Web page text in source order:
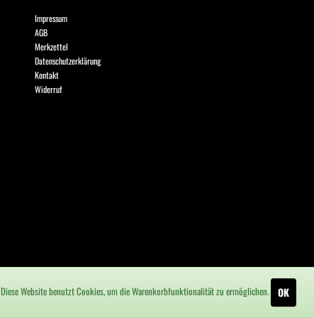
Impressum
AGB
Merkzettel
Datenschutzerklärung
Kontakt
Widerruf
Diese Website benutzt Cookies, um die Warenkorbfunktionalität zu ermöglichen. OK